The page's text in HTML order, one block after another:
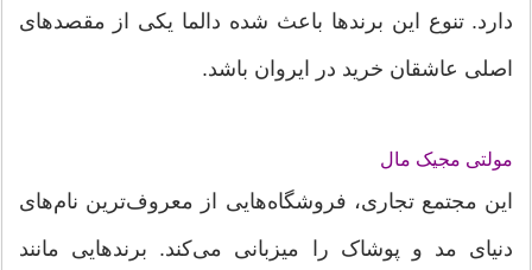
دارد. تنوع این برندها باعث شده دالما یکی از مقصدهای
اصلی عاشقان خرید در ایروان باشد.
مولتی مجیک مال
این مجتمع تجاری، فروشگاه‌هایی از معروف‌ترین نام‌های
دنیای مد و پوشاک را میزبانی می‌کند. برندهایی مانند